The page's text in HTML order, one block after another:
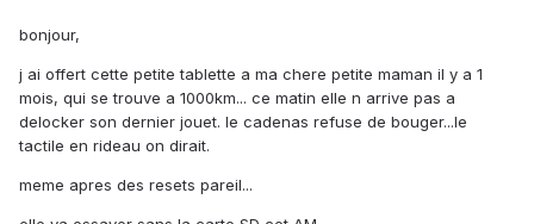
bonjour,
j ai offert cette petite tablette a ma chere petite maman il y a 1
mois, qui se trouve a 1000km... ce matin elle n arrive pas a
delocker son dernier jouet. le cadenas refuse de bouger...le
tactile en rideau on dirait.
meme apres des resets pareil...